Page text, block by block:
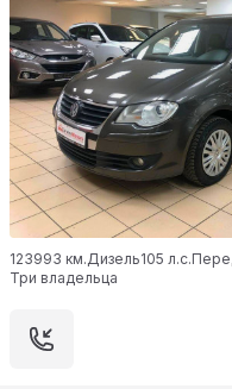
123993 км. Дизель105 л.с.
Три владельца